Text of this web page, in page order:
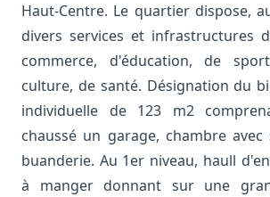
Haut-Centre. Le quartier dispose,
divers services et infrastructures
commerce, d'éducation, de
culture, de santé. Désignation du
individuelle de 123 m2
chaussé un garage, chambre
buanderie. Au 1er niveau, haull
à manger donnant sur une